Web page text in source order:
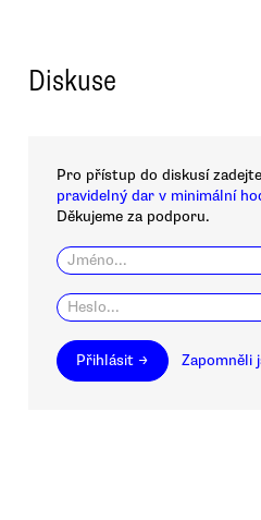
Diskuse
Pro přístup do diskusí zadejte
pravidelný dar v minimální
Děkujeme za podporu.
Přihlásit → Zapomněli